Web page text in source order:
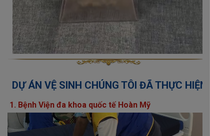
DỰ ÁN VỆ SINH CHÚNG TÔI ĐÃ THỰC HIỆN
1. Bệnh Viện đa khoa quốc tế Hoàn Mỹ